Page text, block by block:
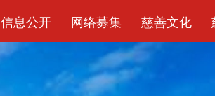
信息公开 网络募集 慈善文化